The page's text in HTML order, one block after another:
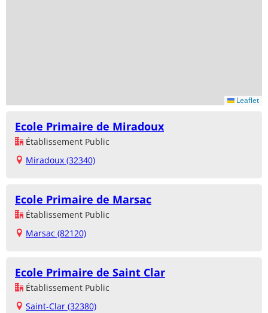
Leaflet
Ecole Primaire de Miradoux
Établissement Public
Miradoux (32340)
Ecole Primaire de Marsac
Établissement Public
Marsac (82120)
Ecole Primaire de Saint Clar
Établissement Public
Saint-Clar (32380)